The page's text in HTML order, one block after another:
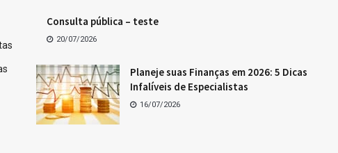
Consulta pública – teste
20/07/2026
Planeje suas Finanças em 2026: 5 Dicas
Infalíveis de Especialistas
16/07/2026